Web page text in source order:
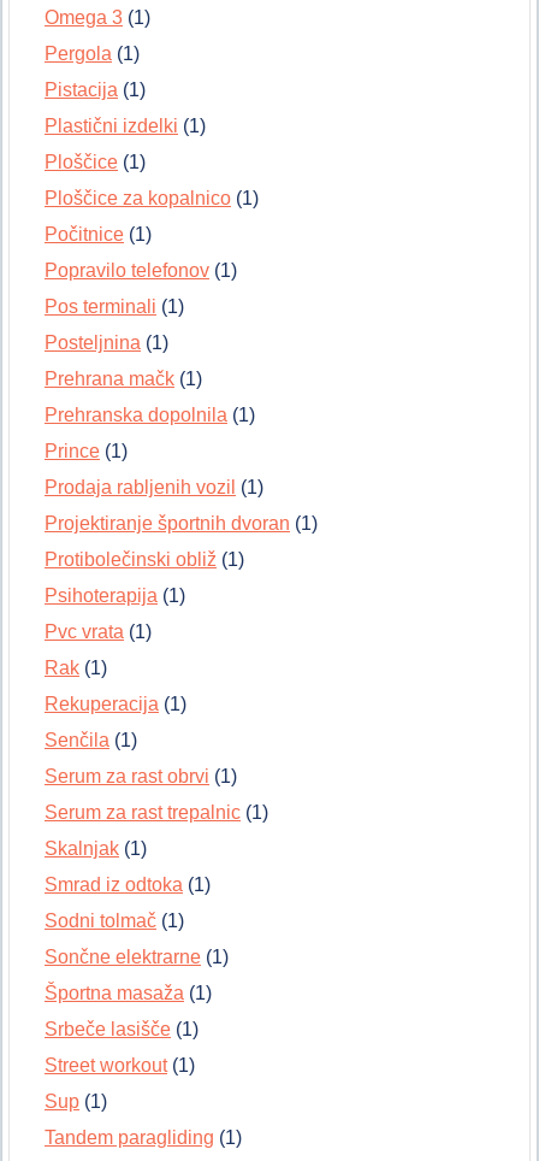
Omega 3 (1)
Pergola (1)
Pistacija (1)
Plastični izdelki (1)
Ploščice (1)
Ploščice za kopalnico (1)
Počitnice (1)
Popravilo telefonov (1)
Pos terminali (1)
Posteljnina (1)
Prehrana mačk (1)
Prehranska dopolnila (1)
Prince (1)
Prodaja rabljenih vozil (1)
Projektiranje športnih dvoran (1)
Protibolečinski obliž (1)
Psihoterapija (1)
Pvc vrata (1)
Rak (1)
Rekuperacija (1)
Senčila (1)
Serum za rast obrvi (1)
Serum za rast trepalnic (1)
Skalnjak (1)
Smrad iz odtoka (1)
Sodni tolmač (1)
Sončne elektrarne (1)
Športna masaža (1)
Srbeče lasišče (1)
Street workout(1)
Sup (1)
Tandem paragliding (1)